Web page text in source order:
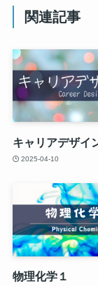
関連記事
キャリアデザイ
2025-04-10
物理化学１